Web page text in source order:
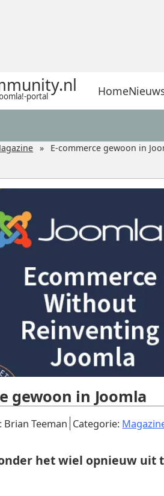
portal Home
E-commerce gewoon in
Brian Teeman Categorie:
gewoon in Joomla
het wiel opnieuw uit